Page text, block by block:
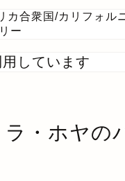
カ合衆国 /カリフォル
ー
しています
・ホヤの